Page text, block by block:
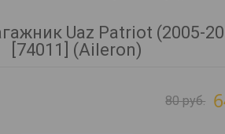
Uaz Patriot (2005-
[74011] (Aileron)
80руб.